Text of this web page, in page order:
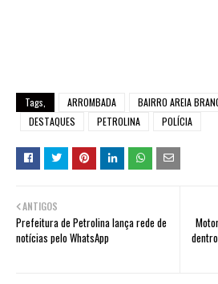
Tags, ARROMBADA BAIRRO AREIA
DESTAQUES
PETROLINA POLÍCIA
ANTIGOS
Prefeitura de Petrolina lança rede de
notícias pelo WhatsApp